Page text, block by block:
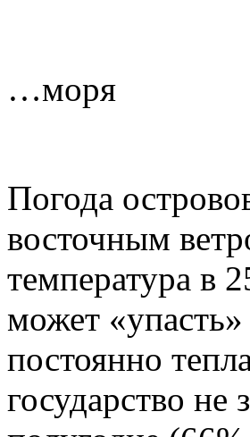
…моря
Погода
восточным
температура в
может
постоянно
государство не